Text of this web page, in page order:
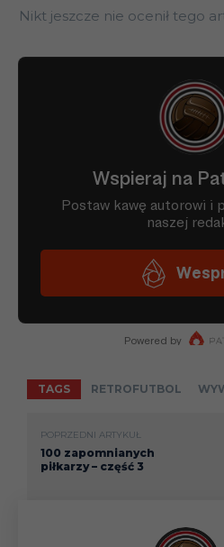
Nikt jeszcze nie ocenił tego
TAGS RETROFUTBOL
POPRZEDNI ARTYKUŁ
100 zapomnianych
piłkarzy – część 3